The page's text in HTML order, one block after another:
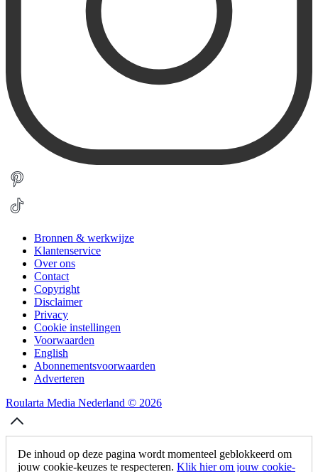
Bronnen & werkwijze
Klantenservice
Over ons
Contact
Copyright
Disclaimer
Privacy
Cookie instellingen
Voorwaarden
English
Abonnementsvoorwaarden
Adverteren
Roularta Media Nederland © 2026
De inhoud op deze pagina wordt momenteel geblokkeerd om
jouw cookie-keuzes te respecteren. Klik hier om jouw cookie-